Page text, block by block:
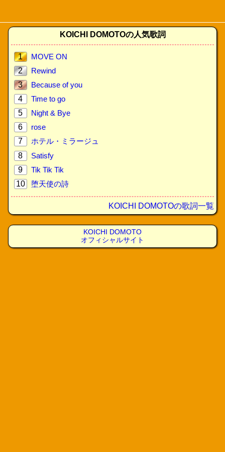
KOICHI DOMOTOの人気歌詞
1
MOVE ON
2
Rewind
3
Because of you
4
Time to go
5
Night & Bye
6
rose
7
ホテル・ミラージュ
8
Satisfy
9
Tik Tik Tik
10
堕天使の詩
KOICHI DOMOTOの歌詞一覧
KOICHI DOMOTO
オフィシャルサイト